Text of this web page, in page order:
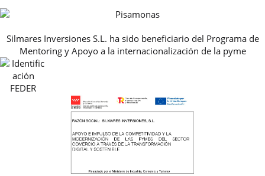
AVISO LEGAL, PRIVACIDAD Y COOKIES
GUIA DE TALLAS
REBAJAS
Silmares Inversiones S.L. ha sido beneficiario del Programa de
Mentoring y Apoyo a la internacionalización de la pyme